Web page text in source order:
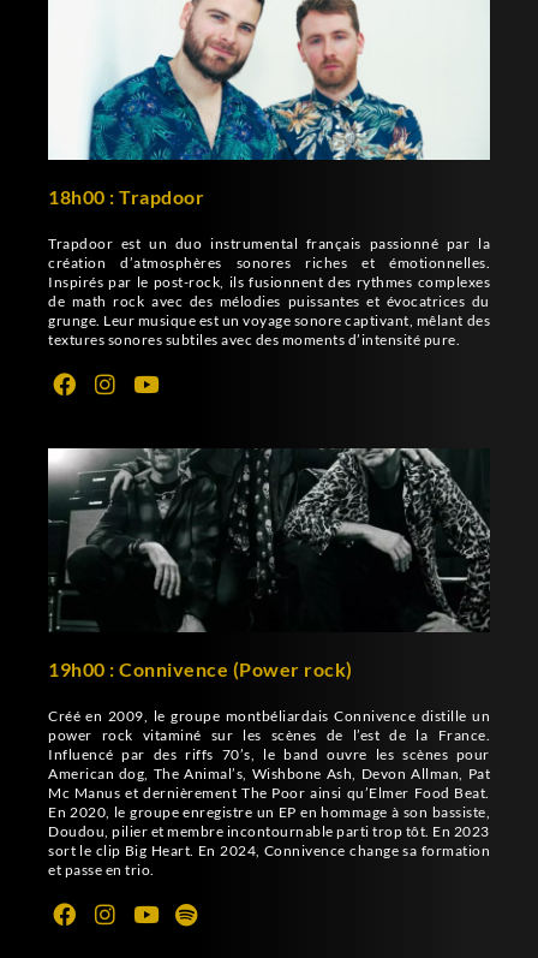
18h00 : Trapdoor
Trapdoor est un duo instrumental français passionné par la
création d’atmosphères sonores riches et émotionnelles.
Inspirés par le post-rock, ils fusionnent des rythmes complexes
de math rock avec des mélodies puissantes et évocatrices du
grunge. Leur musique est un voyage sonore captivant, mêlant des
textures sonores subtiles avec des moments d’intensité pure.
19h00 : Connivence (Power rock)
Créé en 2009, le groupe montbéliardais Connivence distille un
power rock vitaminé sur les scènes de l’est de la France.
Influencé par des riffs 70’s, le band ouvre les scènes pour
American dog, The Animal’s, Wishbone Ash, Devon Allman, Pat
Mc Manus et dernièrement The Poor ainsi qu’Elmer Food Beat.
En 2020, le groupe enregistre un EP en hommage à son bassiste,
Doudou, pilier et membre incontournable parti trop tôt. En 2023
sort le clip Big Heart. En 2024, Connivence change sa formation
et passe en trio.